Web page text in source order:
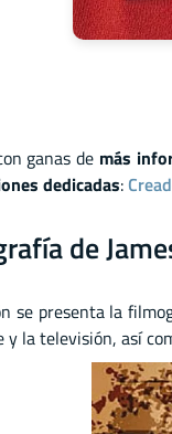
ganas de más
dedicadas:
de
se presenta la
y la televisión, así